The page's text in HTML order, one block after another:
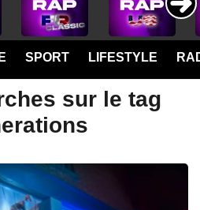
SPORT LIFESTYLE
sur le tag